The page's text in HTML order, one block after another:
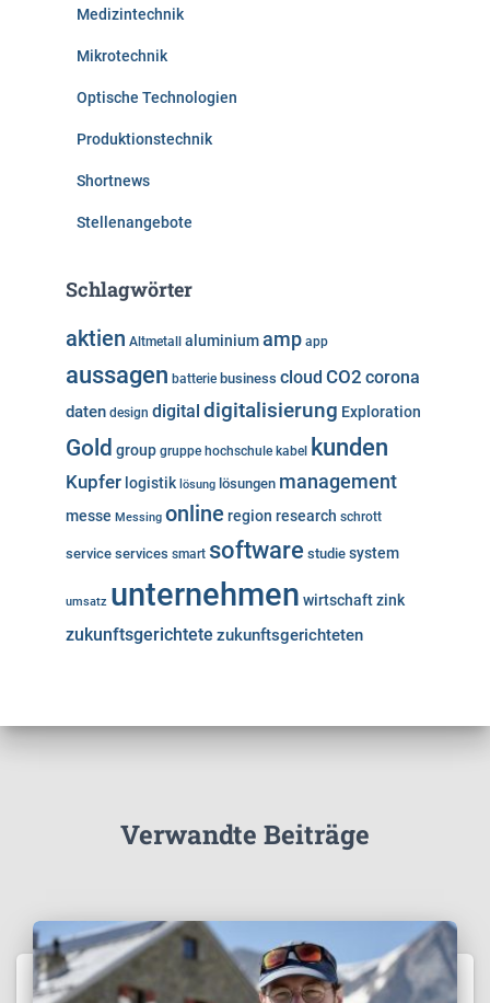
Medizintechnik
Mikrotechnik
Optische Technologien
Produktionstechnik
Shortnews
Stellenangebote
Schlagwörter
aktien Altmetall aluminiumamp app
aussagen batterie business cloud CO2 corona
daten design digital digitalisierung Exploration
Gold group gruppe hochschule kabel kunden
Kupfer logistik lösung lösungen management
messe Messing online region research schrott
service services smart software studie system
umsatz unternehmen wirtschaftzink
zukunftsgerichtete zukunftsgerichteten
Verwandte Beiträge